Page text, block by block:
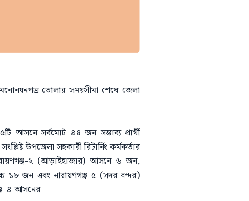
তোলার সময়সীমা শেষে জেলা
আসনে সর্বমোট ৪৪ জন সম্ভাব্য প্রার্থী
উপজেলা সহকারী রিটার্নিং কর্মকর্তার
২ (আড়াইহাজার) আসনে ৬ জন,
১৮ জন এবং নারায়ণগঞ্জ-৫ (সদর-বন্দর)
৪ আসনের